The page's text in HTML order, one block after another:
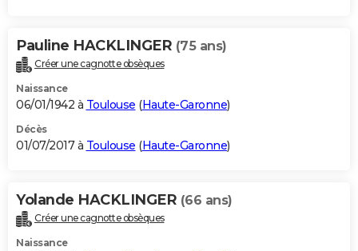
Pauline HACKLINGER (75 ans)
Créer une cagnotte obsèques
Naissance
06/01/1942 à Toulouse (Haute-Garonne)
Décès
01/07/2017 à Toulouse (Haute-Garonne)
Yolande HACKLINGER (66 ans)
Créer une cagnotte obsèques
Naissance